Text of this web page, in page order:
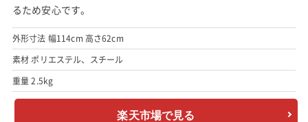
るため安心です。
外形寸法 幅114cm 高さ62cm
素材 ポリエステル、スチール
重量 2.5kg
楽天市場で見る